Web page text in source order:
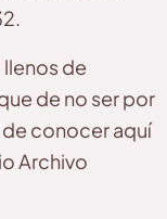
llenos de
de no ser por
conocer aquí
Archivo